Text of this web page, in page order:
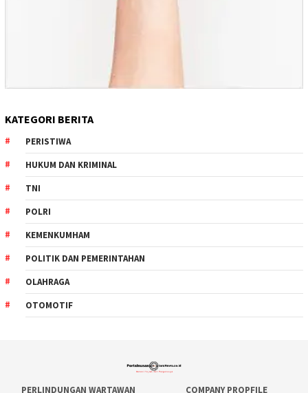
KATEGORI BERITA
PERISTIWA
HUKUM DAN KRIMINAL
TNI
POLRI
KEMENKUMHAM
POLITIK DAN PEMERINTAHAN
OLAHRAGA
OTOMOTIF
PERLINDUNGAN WARTAWAN COMPANY PROPFILE